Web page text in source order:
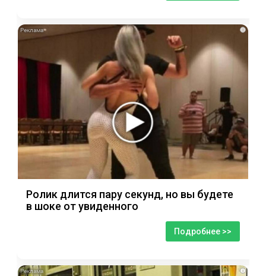
i
Ролик длится пару секунд, но вы будете
в шоке от увиденного
Подробнее >>
i